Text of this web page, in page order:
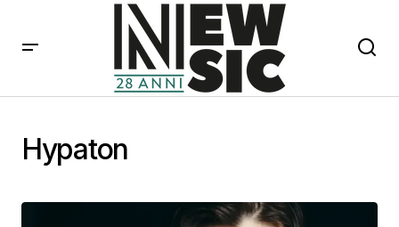
Hypaton